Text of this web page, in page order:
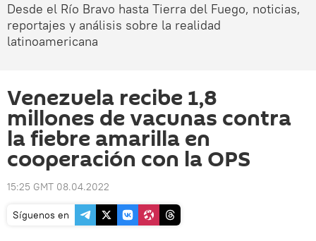
Desde el Río Bravo hasta Tierra del Fuego, noticias,
reportajes y análisis sobre la realidad
latinoamericana
Venezuela recibe 1,8
millones de vacunas contra
la fiebre amarilla en
cooperación con la OPS
15:25 GMT 08.04.2022
Síguenos en